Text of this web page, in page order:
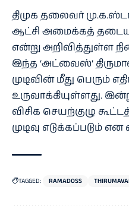
திமுக தலைவர்
ஆட்சி அமைக்கத்
என்று அறிவித்துள்ள
இந்த ‘அட்வைஸ்’
முடிவின் மீது பெரும்
உருவாக்கியுள்ளது.
விசிக செயற்குழு
முடிவு எடுக்கப்படும் என
TAGGED: RAMADOSS